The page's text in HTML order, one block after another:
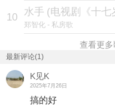
10 水手 (电视剧《十七
郑智化 - 私房歌
查看更
最新评论(1)
K见K
2025年7月26日
搞的好